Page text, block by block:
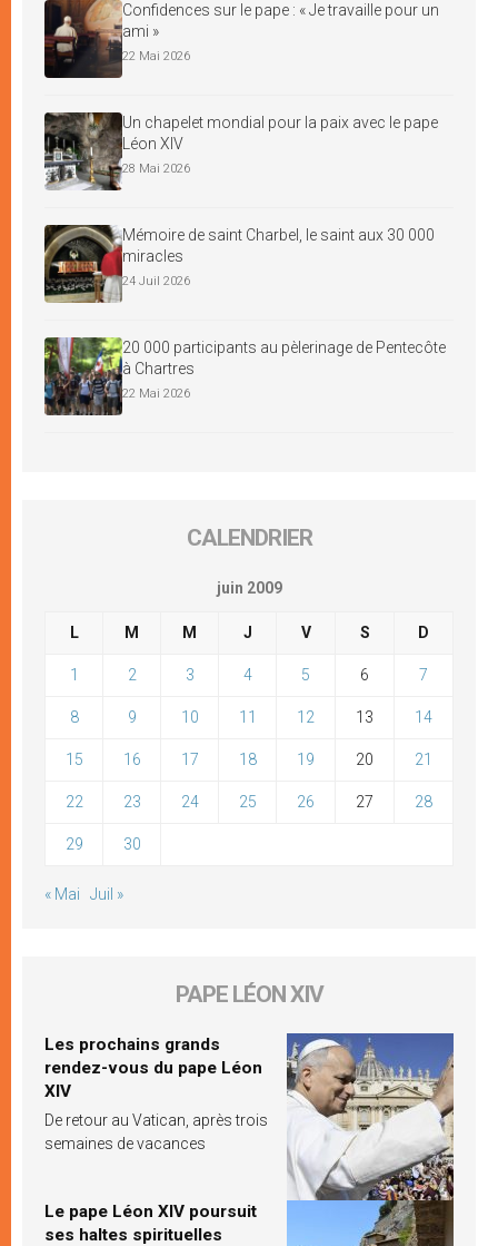
Confidences sur le pape : « Je travaille pour un
ami »
22 Mai 2026
Un chapelet mondial pour la paix avec le pape
Léon XIV
28 Mai 2026
Mémoire de saint Charbel, le saint aux 30 000
miracles
24 Juil 2026
20 000 participants au pèlerinage de Pentecôte
à Chartres
22 Mai 2026
CALENDRIER
juin 2009
L M M J V S D
1 2 3 4 5 6 7
8 9 10 11 12 13 14
15 16 17 18 19 20 21
22 23 24 25 26 27 28
29 30
« Mai Juil »
PAPE LÉON XIV
Les prochains grands
rendez-vous du pape Léon
XIV
De retour au Vatican, après trois
semaines de vacances
Le pape Léon XIV poursuit
ses haltes spirituelles